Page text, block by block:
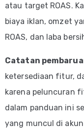
atau target ROAS.
biaya iklan, omzet
ROAS, dan laba
Catatan
ketersediaan fitur,
karena peluncuran
dalam panduan ini
yang muncul di